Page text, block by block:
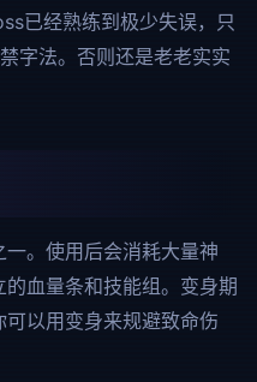
已经熟练到极少失误，只
字法。否则还是老老实实
。使用后会消耗大量神
血量条和技能组。变身期
以用变身来规避致命伤